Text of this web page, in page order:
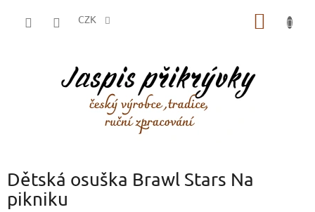
CZK
Dětská osuška Brawl Stars Na
pikniku